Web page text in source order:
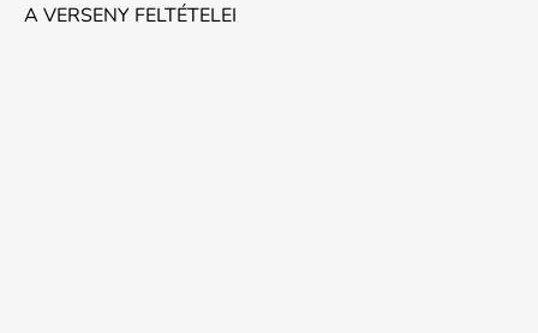
A VERSENY FELTÉTELEI